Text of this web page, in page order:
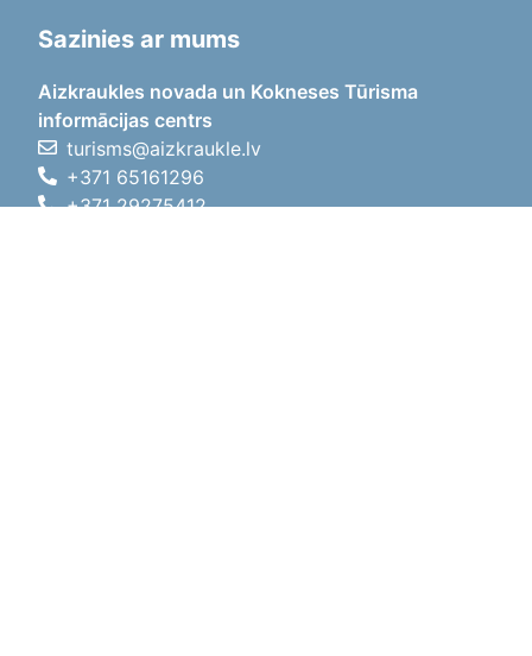
Sazinies ar mums
Aizkraukles novada un Kokneses Tūrisma
informācijas centrs
turisms@aizkraukle.lv
+371 65161296
+371 29275412